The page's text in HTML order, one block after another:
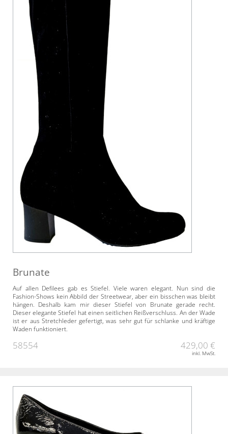
Brunate
Auf allen Defilees gab es Stiefel. Viele waren elegant. Nun sind die
Fashion-Shows kein Abbild der Streetwear, aber ein bisschen was bleibt
hängen. Deshalb kam mir dieser Stiefel von Brunate gerade recht.
Dieser elegante Stiefel hat einen seitlichen Reißverschluss. An der Wade
ist er aus Stretchleder gefertigt, was sehr gut für schlanke und kräftige
Waden funktioniert.
58554 429,00 €
inkl. MwSt.